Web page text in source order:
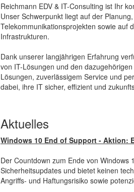
Reichmann EDV & IT-Consulting ist Ihr
Unser Schwerpunkt liegt auf der
Telekommunikationsprojekten sowie auf
Infrastrukturen.
Dank unserer langjährigen Erfahrung
von IT-Lösungen und den
Lösungen, zuverlässigem Service und
dabei, ihre IT sicher, effizient und
Aktuelles
Windows 10 End of Support - Aktion:
Der Countdown zum Ende von
Sicherheitsupdates und bietet keinen
Angriffs- und Haftungsrisiko sowie